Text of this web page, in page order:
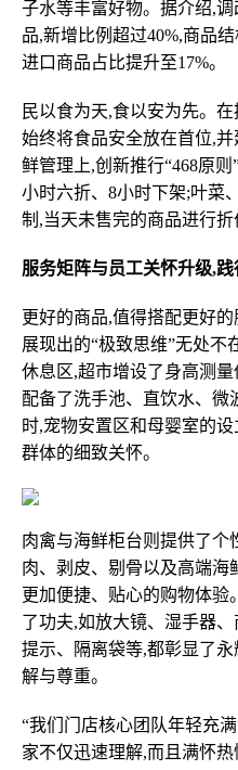
子水等丰富好物。据介绍,
品,新增比例超过40%,商品
进口商品占比提升至17%。
民以食为天,食以安为先。
始终将食品安全放在首位,
鲜管理上,创新推行“468原
小时六折、8小时下架;叶菜
制,当天未售完的商品进行折
服务矩阵与员工关怀升级,
更好的商品,值得搭配更好
展现出的“极致思维”无处不
休息区,超市增设了身高测
配备了洗手池、直饮水、微
时,宠物安置区和母婴室的
群体的细致关怀。
肉禽与海鲜柜台则提供了个
肉、剥皮、剔骨以及高端海
更加便捷、贴心的购物体验
了功夫,如放大镜、湿手器
提示、隔离袋等,都彰显了
解与尊重。
“我们门店核心团队年轻充
家不仅迅速理解,而且满怀